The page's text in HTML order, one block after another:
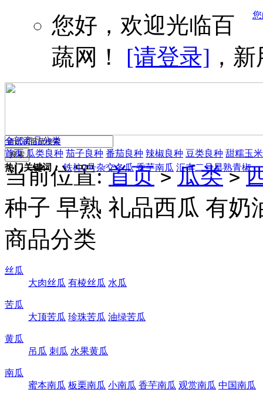
您好，欢迎光临百
蔬网！ [请登录] ，
热门关键词： 铁柱2号杂交冬瓜 香芋南瓜 汇丰二号早熟青椒
全部商品分类
首页 瓜类良种 茄子良种 番茄良种 辣椒良种 豆类良种 甜糯玉米
当前位置:首页 > 瓜类 >
种子 早熟 礼品西瓜 有奶
商品分类
丝瓜
大肉丝瓜 有棱丝瓜 水瓜
苦瓜
大顶苦瓜 珍珠苦瓜 油绿苦瓜
黄瓜
吊瓜 刺瓜 水果黄瓜
南瓜
蜜本南瓜 板栗南瓜 小南瓜 香芋南瓜 观赏南瓜 中国南瓜